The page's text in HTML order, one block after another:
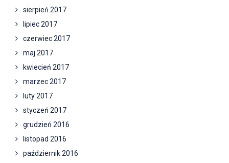
sierpień 2017
lipiec 2017
czerwiec 2017
maj 2017
kwiecień 2017
marzec 2017
luty 2017
styczeń 2017
grudzień 2016
listopad 2016
październik 2016